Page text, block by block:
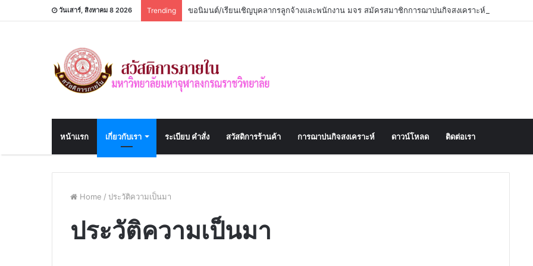
วันเสาร์, สิงหาคม 8 2026 Trending ขอนิมนต์/เรียนเชิญบุคลากรลูกจ้างและพนักงาน มจร สมัครสมาชิกการฌาปนกิจสงเคราะห์
หน้าแรก เกี่ยวกับเรา ระเบียบ คำสั่ง สวัสดิการร้านค้า การฌาปนกิจสงเคราะห์ ดาวน์โหลด ติดต่อเรา
Home / ประวัติความเป็นมา
ประวัติความเป็นมา